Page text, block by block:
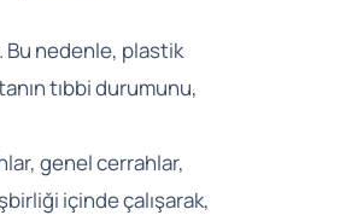
Bu nedenle, plastik
tıbbi durumunu,
genel cerrahlar,
içinde çalışarak,